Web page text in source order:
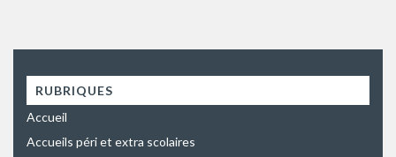
RUBRIQUES
Accueil
Accueils péri et extra scolaires